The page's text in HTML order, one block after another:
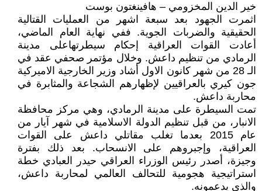
خير الدين المخزومي – هافينغتون بوست
اثمرت الجهود بعد سبعة اشهر من العمليات القتالية
الحقيقية والضربات الجوية. ففي نهاية العام الماضي،
أعادت القوات العراقية إحكام سيطرتهاعلى مدينة
الرمادي من تنظيم داعش. وخلال مؤتمر صحفي عقد في
الـ 28 من شهر كانون الاول أشاد وزير الخارجية الاميركية
جون كيري بالعراقيين لإظهارهم الشجاعة والمثابرة في
محاربة داعش.
تمت السيطرة على مدينة الرمادي، وهي مركز محافظة
الانبار، من قبل تنظيم الدولة الاسلامية في شهر آيار من
عام 2015 بعدما تغلب مقاتلي داعش على القوات
العراقية، وإجبروهم على الانسحاب. بعد ذلك بفترة
وجيزة، أصدر رئيس الوزراء العراقي حيدر العبادي خطة
استراتيجية هجومية للتحالف العالمي لمحاربة داعش،
والذي يدعمونه.